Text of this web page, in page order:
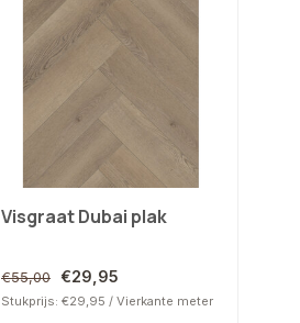
Visgraat Dubai plak
€55,00 €29,95
Stukprijs: €29,95 / Vierkante meter